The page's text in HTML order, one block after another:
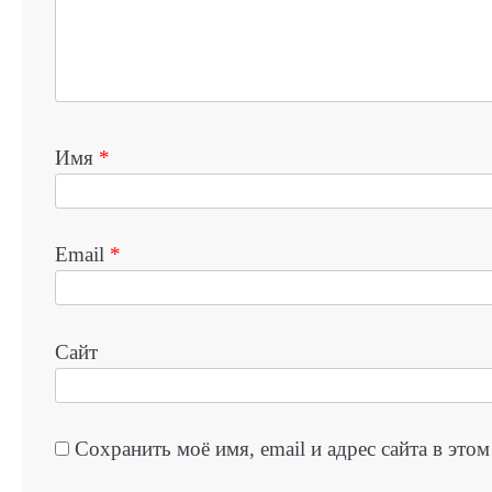
Имя *
Email *
Сайт
Сохранить моё имя, email и адрес сайта в